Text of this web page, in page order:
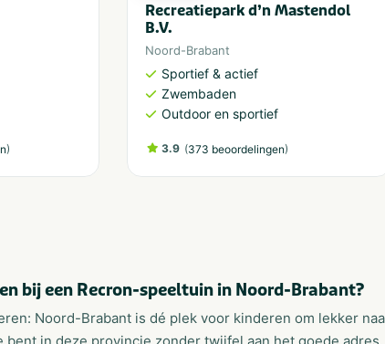
)
Recreatiepark d’n Mastendol
B.V.
Noord-Brabant
Sportief & actief
Zwembaden
Outdoor en sportief
3.9 (373 beoordelingen)
bij een Recron-speeltuin in Noord-Brabant?
Noord-Brabant is dé plek voor kinderen om lekker